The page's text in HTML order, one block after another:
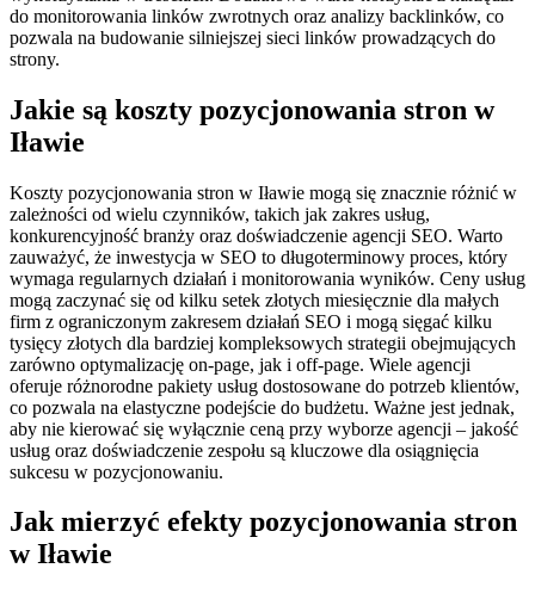
do monitorowania linków zwrotnych oraz analizy backlinków, co
pozwala na budowanie silniejszej sieci linków prowadzących do
strony.
Jakie są koszty pozycjonowania stron w
Iławie
Koszty pozycjonowania stron w Iławie mogą się znacznie różnić w
zależności od wielu czynników, takich jak zakres usług,
konkurencyjność branży oraz doświadczenie agencji SEO. Warto
zauważyć, że inwestycja w SEO to długoterminowy proces, który
wymaga regularnych działań i monitorowania wyników. Ceny usług
mogą zaczynać się od kilku setek złotych miesięcznie dla małych
firm z ograniczonym zakresem działań SEO i mogą sięgać kilku
tysięcy złotych dla bardziej kompleksowych strategii obejmujących
zarówno optymalizację on-page, jak i off-page. Wiele agencji
oferuje różnorodne pakiety usług dostosowane do potrzeb klientów,
co pozwala na elastyczne podejście do budżetu. Ważne jest jednak,
aby nie kierować się wyłącznie ceną przy wyborze agencji – jakość
usług oraz doświadczenie zespołu są kluczowe dla osiągnięcia
sukcesu w pozycjonowaniu.
Jak mierzyć efekty pozycjonowania stron
w Iławie